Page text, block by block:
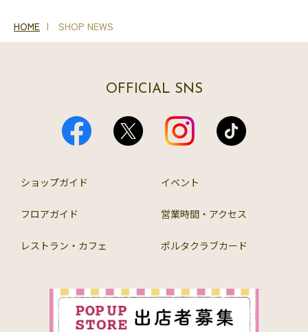
HOME SHOP NEWS
OFFICIAL SNS
ショップガイド イベント
フロアガイド 営業時間・アクセス
レストラン・カフェ ポルタクラブカード